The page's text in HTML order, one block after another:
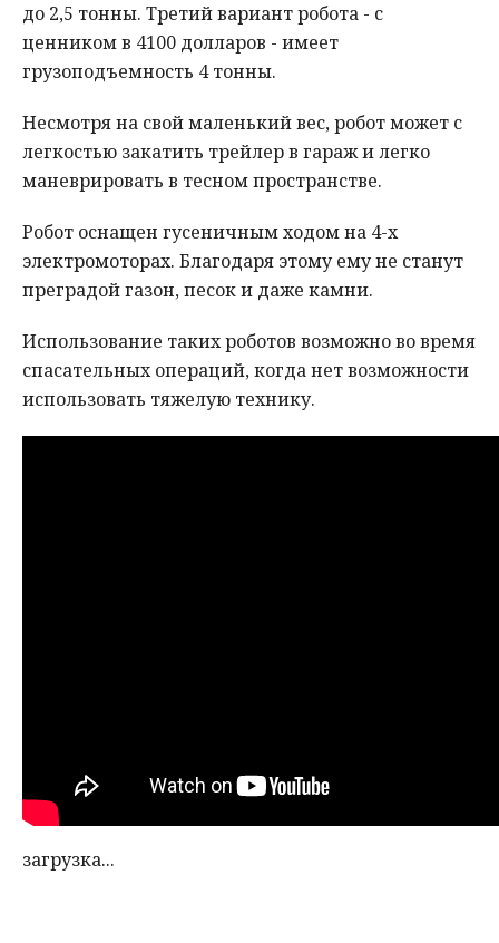
до 2,5 тонны. Третий вариант робота - с
ценником в 4100 долларов - имеет
грузоподъемность 4 тонны.
Несмотря на свой маленький вес, робот может с
легкостью закатить трейлер в гараж и легко
маневрировать в тесном пространстве.
Робот оснащен гусеничным ходом на 4-х
электромоторах. Благодаря этому ему не станут
преградой газон, песок и даже камни.
Использование таких роботов возможно во время
спасательных операций, когда нет возможности
использовать тяжелую технику.
загрузка...